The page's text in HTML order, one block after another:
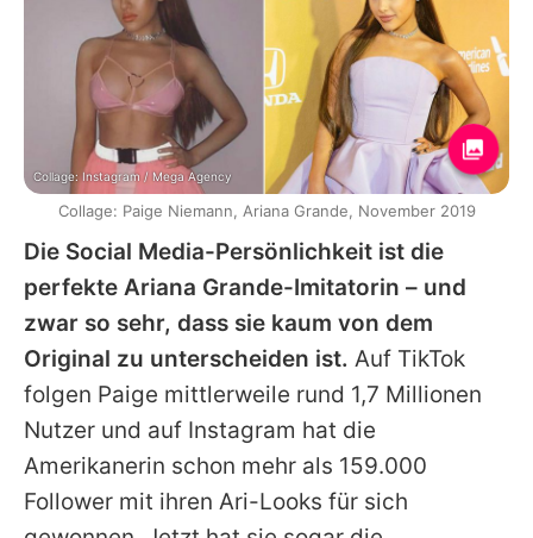
Die Social Media-Persönlichkeit ist die
perfekte Ariana Grande-Imitatorin – und
zwar so sehr, dass sie kaum von dem
Original zu unterscheiden ist. Auf TikTok
folgen Paige mittlerweile rund 1,7 Millionen
Nutzer und auf Instagram hat die
Amerikanerin schon mehr als 159.000
Follower mit ihren Ari-Looks für sich
Collage: Instagram / Mega Agency
Collage: Paige Niemann, Ariana Grande, November 2019